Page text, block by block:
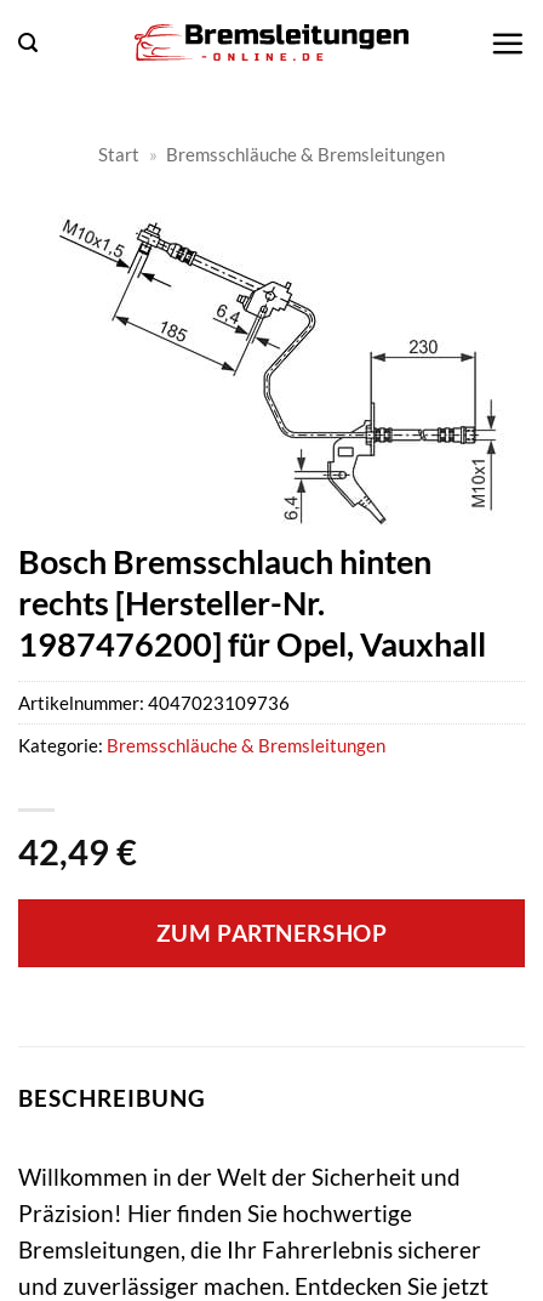
Inhalt
Start » Bremsschläuche & Bremsleitungen
Bosch Bremsschlauch hinten
rechts [Hersteller-Nr.
1987476200] für Opel, Vauxhall
42,49 €
ZUM PARTNERSHOP
Artikelnummer: 4047023109736
Kategorie: Bremsschläuche & Bremsleitungen
BESCHREIBUNG
Willkommen in der Welt der Sicherheit und
Präzision! Hier finden Sie hochwertige
Bremsleitungen, die Ihr Fahrerlebnis sicherer
und zuverlässiger machen. Entdecken Sie jetzt